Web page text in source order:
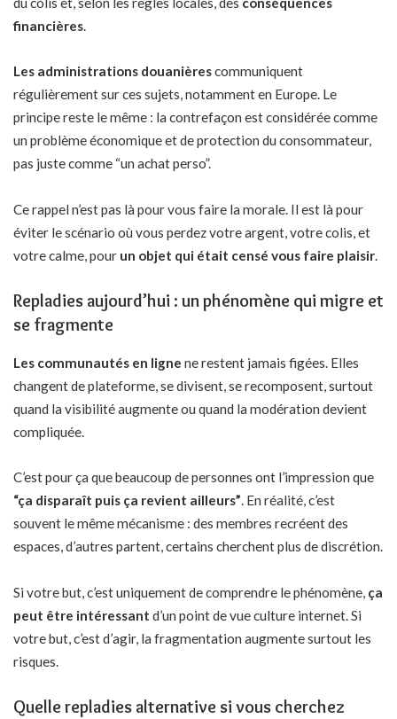
financières.
Les administrations douanièrescommuniquent
régulièrement sur ces sujets, notamment en Europe. Le
principe reste le même : la contrefaçon est considérée comme
un problème économique et de protection du consommateur,
pas juste comme “un achat perso”.
Ce rappel n’est pas là pour vous faire la morale. Il est là pour
éviter le scénario où vous perdez votre argent, votre colis, et
votre calme, pour un objet qui était censé vous faire plaisir.
Repladies aujourd’hui : un phénomène qui migre et
se fragmente
Les communautés en ligne ne restent jamais figées. Elles
changent de plateforme, se divisent, se recomposent, surtout
quand la visibilité augmente ou quand la modération devient
compliquée.
C’est pour ça que beaucoup de personnes ont l’impression que
“ça disparaît puis ça revient ailleurs”. En réalité, c’est
souvent le même mécanisme : des membres recréent des
espaces, d’autres partent, certains cherchent plus de discrétion.
Si votre but, c’est uniquement de comprendre le phénomène, ça
peut être intéressant d’un point de vue culture internet. Si
votre but, c’est d’agir, la fragmentation augmente surtout les
risques.
Quelle repladies alternative si vous cherchez